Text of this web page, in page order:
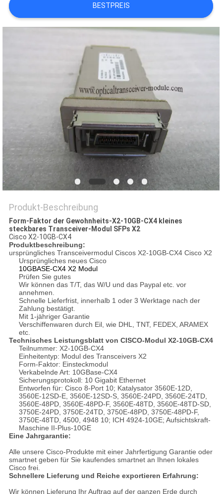
SITEMAP
DATENSCHUTZRICHTLINIE
BESTPREIS
Produkt-Beschreibung
Form-Faktor der Gewohnheits-X2-10GB-CX4 kleines
steckbares Transceiver-Modul SFPs X2
Cisco X2-10GB-CX4
Produktbeschreibung:
ursprüngliches Transceivermodul Ciscos X2-10GB-CX4 Cisco X2
Ursprüngliches neues Cisco
10GBASE-CX4 X2 Modul
Prüfen Sie gutes
Wir können das T/T, das W/U und das Paypal etc. vor
annehmen.
Schnelle Lieferfrist, innerhalb 1 oder 3 Werktage nach der
Zahlung bestätigt.
Mit 1-jähriger Garantie
Verschiffenwaren durch Eil, wie DHL, TNT, FEDEX, ARAMEX
etc.
Technisches Leistungsblatt von CISCO-Modul X2-10GB-CX4
Teilnummer: X2-10GB-CX4
Einheitentyp: Modul des Transceivers X2
Form-Faktor: Einsteckmodul
Verkabelnde Art: 10GBase-CX4
Sicherungsprotokoll: 10 Gigabit Ethernet
Entworfen für: Cisco 8-Port 10; Katalysator 3560E-12D,
3560E-12SD-E, 3560E-12SD-S, 3560E-24PD, 3560E-24TD,
3560E-48PD, 3560E-48PD-F, 3560E-48TD, 3560E-48TD-SD,
3750E-24PD, 3750E-24TD, 3750E-48PD, 3750E-48PD-F,
3750E-48TD, 4500, 4948 10; ICH 4924-10GE; Aufsichtskraft-
Maschine II-Plus-10GE
Eine Jahrgarantie:
Alle unsere Cisco-Produkte mit einer Jahrfertigung Garantie oder
smartnet geben für Sie kaufendes smartnet an Ihnen lokales
Cisco frei.
Schnellere Lieferung und Reiche exportieren Erfahrung:
Wir können Lieferung Ihr Auftrag auf der ganzen Erde durch